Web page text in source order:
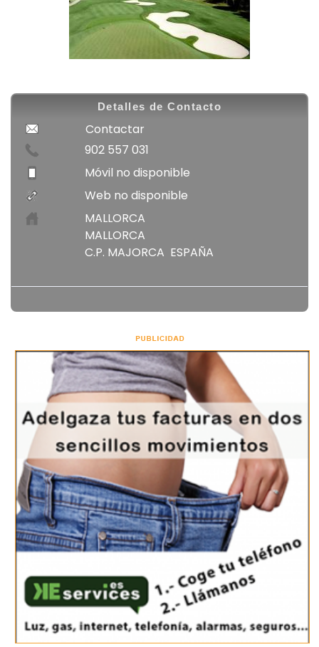
Detalles de Contacto
Contactar
902 557 031
Móvil no disponible
Web no disponible
MALLORCA
MALLORCA
C.P. MAJORCA ESPAÑA